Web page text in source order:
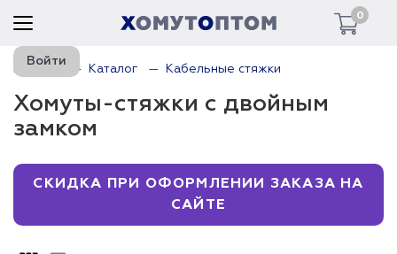
0
Войти
Главная Каталог Кабельные стяжки
Хомуты-стяжки с двойным
замком
СКИДКА ПРИ ОФОРМЛЕНИИ ЗАКАЗА НА
САЙТЕ